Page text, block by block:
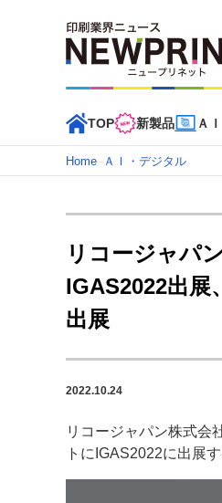
TOP 新製品 Ａ
インデックス
TOP 新着記事
カテゴリー一覧
新商品 新製品 ＡＩ
特集記事カテゴリー
特集・デジタル印刷 ～ 新
案内
発刊案内 JFPI印
Home– ＡＩ・デジタル
リコージャパ
IGAS2022出展
出展
2022.10.24
リコージャパン株式会
トにIGAS2022に出展す